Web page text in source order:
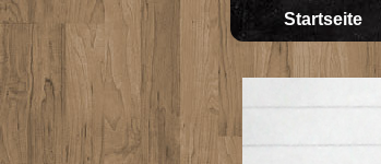
Startseite